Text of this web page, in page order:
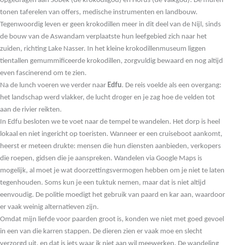
tonen taferelen van offers, medische instrumenten en landbouw.
Tegenwoordig leven er geen krokodillen meer in dit deel van de Nijl, sinds
de bouw van de Aswandam verplaatste hun leefgebied zich naar het
zuiden, richting Lake Nasser. In het kleine krokodillenmuseum liggen
tientallen gemummificeerde krokodillen, zorgvuldig bewaard en nog altijd
even fascinerend om te zien.
Na de lunch voeren we verder naar Edfu. De reis voelde als een overgang:
het landschap werd vlakker, de lucht droger en je zag hoe de velden tot
aan de rivier reikten.
In Edfu besloten we te voet naar de tempel te wandelen. Het dorp is heel
lokaal en niet ingericht op toeristen. Wanneer er een cruiseboot aankomt,
heerst er meteen drukte: mensen die hun diensten aanbieden, verkopers
die roepen, gidsen die je aanspreken. Wandelen via Google Maps is
mogelijk, al moet je wat doorzettingsvermogen hebben om je niet te laten
tegenhouden. Soms kun je een tuktuk nemen, maar dat is niet altijd
eenvoudig. De politie moedigt het gebruik van paard en kar aan, waardoor
er vaak weinig alternatieven zijn.
Omdat mijn liefde voor paarden groot is, konden we niet met goed gevoel
in een van die karren stappen. De dieren zien er vaak moe en slecht